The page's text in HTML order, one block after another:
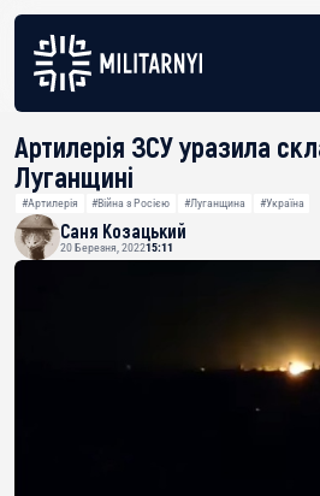
Артилерія ЗСУ уразила
Луганщині
#Артилерія #Війна з Росією #Луганщина #Україна
Саня Козацький
20 Березня, 202215:11